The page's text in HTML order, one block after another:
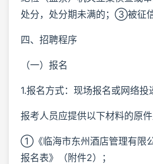
处分，处分期未满的；③被征
四、招聘程序
（一）报名
1.报名方式：现场报名或网络投
报考人员应提供以下材料的原件
①《临海市东州酒店管理有限
报名表》（附件2）；